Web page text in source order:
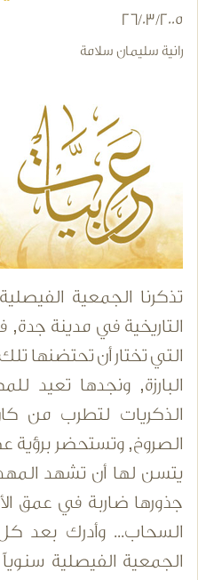
26/03/2005
رانية سليمان سلامة
تذكرنا الجمعية
التاريخية في مدينة جدة,
التي تختار أن تحتضنها
البارزة, ونجدها تعيد
الذكريات لتطرب من
الصروخ, وتستحضر برؤية
يتسن لها أن تشهد
جذورها ضاربة في عمق
السحاب... وأدرك بعد كل
الجمعية الفيصلية